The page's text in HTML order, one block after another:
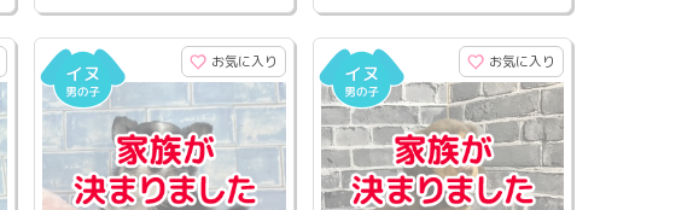
お気に入り お気に入り